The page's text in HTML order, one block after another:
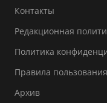
Контакты
Редакционная
Политика
Правила
Архив